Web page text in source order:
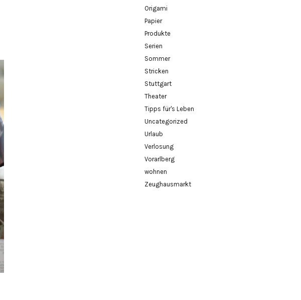
Origami
Papier
Produkte
Serien
Sommer
Stricken
Stuttgart
Theater
Tipps für's Leben
Uncategorized
Urlaub
Verlosung
Vorarlberg
wohnen
Zeughausmarkt